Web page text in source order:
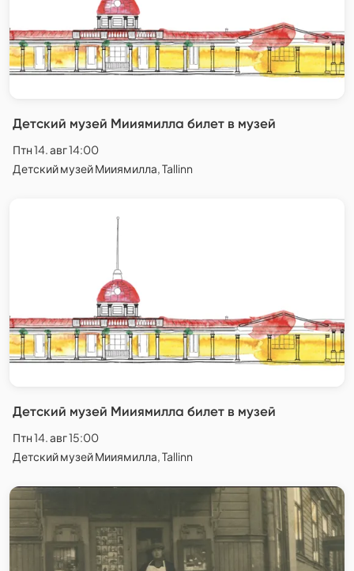
Детский музей Мииямилла билет в музей
Птн 14. авг 14:00
Детский музей Мииямилла, Tallinn
Детский музей Мииямилла билет в музей
Птн 14. авг 15:00
Детский музей Мииямилла, Tallinn